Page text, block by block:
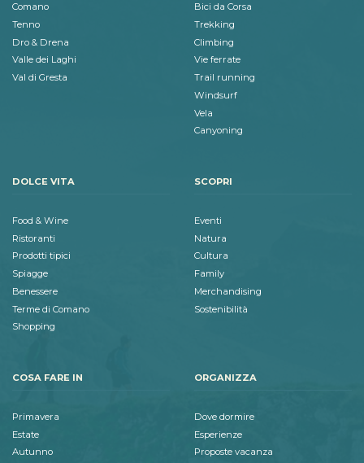
Comano
Tenno
Dro & Drena
Valle dei Laghi
Val di Gresta
Bici da Corsa
Trekking
Climbing
Vie ferrate
Trail running
Windsurf
Vela
Canyoning
DOLCE VITA
Food & Wine
Ristoranti
Prodotti tipici
Spiagge
Benessere
Terme di Comano
Shopping
SCOPRI
Eventi
Natura
Cultura
Family
Merchandising
Sostenibilità
COSA FARE IN
Primavera
Estate
Autunno
ORGANIZZA
Dove dormire
Esperienze
Proposte vacanza